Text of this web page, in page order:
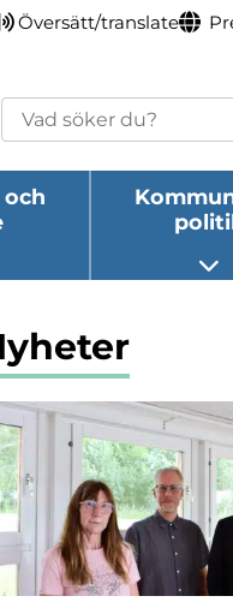
Översätt/translate
Sök
undermeny